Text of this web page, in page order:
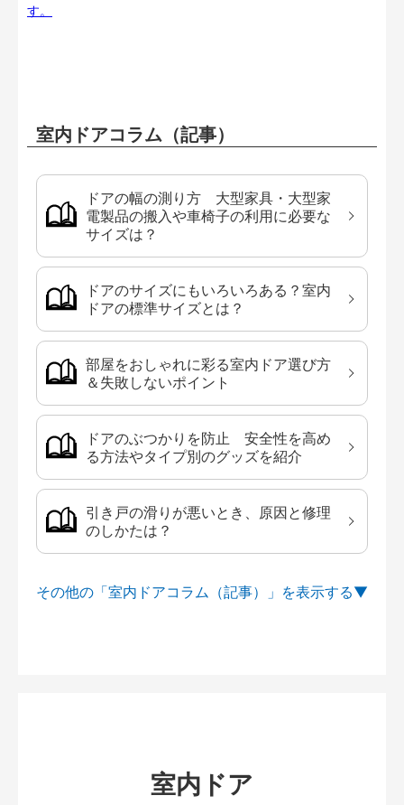
す。
室内ドアコラム（記事）
ドアの幅の測り方 大型家具・大型家
電製品の搬入や車椅子の利用に必要な
サイズは？
ドアのサイズにもいろいろある？室内
ドアの標準サイズとは？
部屋をおしゃれに彩る室内ドア選び方
＆失敗しないポイント
ドアのぶつかりを防止 安全性を高め
る方法やタイプ別のグッズを紹介
引き戸の滑りが悪いとき、原因と修理
のしかたは？
その他の「室内ドアコラム（記事）」を
室内ドア